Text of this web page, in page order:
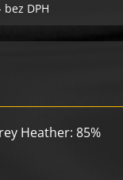
bez DPH
Heather: 85%